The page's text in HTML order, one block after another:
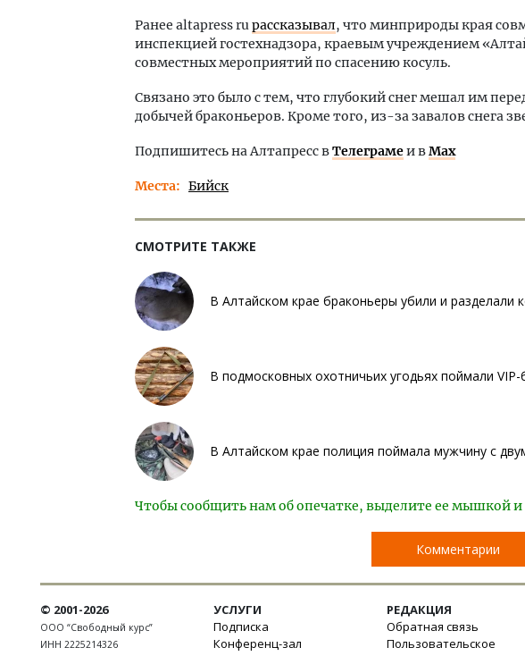
Ранее altapress ruрассказывал, что минприроды края
инспекцией гостехнадзора, краевым учреждением
совместных мероприятий по спасению косуль.
Связано это было с тем, что глубокий снег мешал им
добычей браконьеров. Кроме того, из-за завалов снега
Подпишитесь на Алтапресс вТелеграмеи вMax
Места Бийск
СМОТРИТЕ ТАКЖЕ
В Алтайском крае браконьеры убили и разделали
В подмосковных охотничьих угодьях поймали
В Алтайском крае полиция поймала мужчину с
Чтобы сообщить нам об опечатке, выделите ее мышкой
Комментарии
© 2001-2026
ООО “Свободный курс”
ИНН 2225214326
УСЛУГИ
Подписка
Конференц-зал
РЕДАКЦИЯ
Обратная связь
Пользовательское